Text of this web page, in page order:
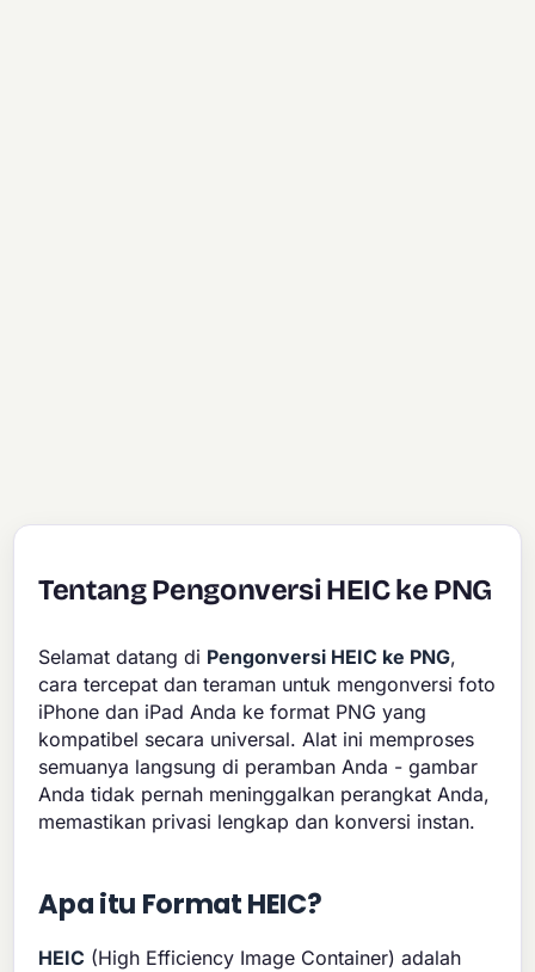
Tentang Pengonversi HEIC ke PNG
Selamat datang di Pengonversi HEIC ke PNG,
cara tercepat dan teraman untuk mengonversi foto
iPhone dan iPad Anda ke format PNG yang
kompatibel secara universal. Alat ini memproses
semuanya langsung di peramban Anda - gambar
Anda tidak pernah meninggalkan perangkat Anda,
memastikan privasi lengkap dan konversi instan.
Apa itu Format HEIC?
HEIC (High Efficiency Image Container) adalah